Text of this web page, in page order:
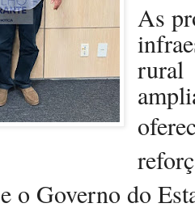
As
e o Governo do